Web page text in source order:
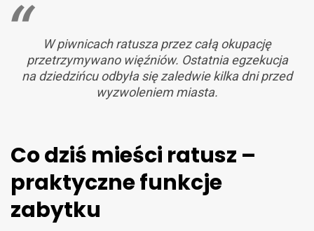
W piwnicach ratusza przez całą okupację
przetrzymywano więźniów. Ostatnia egzekucja
na dziedzińcu odbyła się zaledwie kilka dni przed
wyzwoleniem miasta.
Co dziś mieści ratusz –
praktyczne funkcje
zabytku